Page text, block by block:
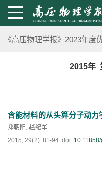
《高压物理学报》第二届青年编
《高压物理学报》2023年
第十四届全国爆炸力学学术会议
通知
《高压物理学报》第三届青
2015年
含能材料的从头算分子动力
郑朝阳 , 赵纪军
2015, 29(2): 81-94. doi: